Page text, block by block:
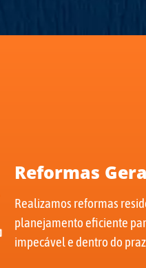
Reformas
Realizamos reformas
planejamento eficiente
impecável e dentro do